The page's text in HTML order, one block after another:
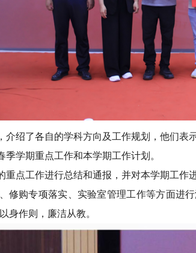
介绍了各自的学科方向及工作规划，他们表
学期重点工作和本学期工作计划。
点工作进行总结和通报，并对本学期工作
修购专项落实、实验室管理工作等方面进
身作则，廉洁从教。